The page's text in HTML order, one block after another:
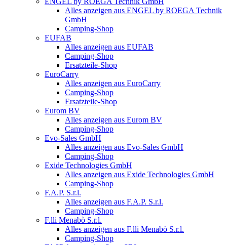
Alles anzeigen aus ENGEL by ROEGA Technik
GmbH
Camping-Shop
EUFAB
Alles anzeigen aus EUFAB
Camping-Shop
Ersatzteile-Shop
EuroCarry
Alles anzeigen aus EuroCarry
Camping-Shop
Ersatzteile-Shop
Eurom BV
Alles anzeigen aus Eurom BV
Camping-Shop
Evo-Sales GmbH
Alles anzeigen aus Evo-Sales GmbH
Camping-Shop
Exide Technologies GmbH
Alles anzeigen aus Exide Technologies GmbH
Camping-Shop
F.A.P. S.r.l.
Alles anzeigen aus F.A.P. S.r.l.
Camping-Shop
F.lli Menabò S.r.l.
Alles anzeigen aus F.lli Menabò S.r.l.
Camping-Shop